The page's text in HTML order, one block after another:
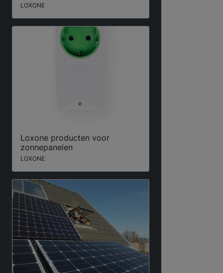
LOXONE
Loxone producten voor
zonnepanelen
LOXONE